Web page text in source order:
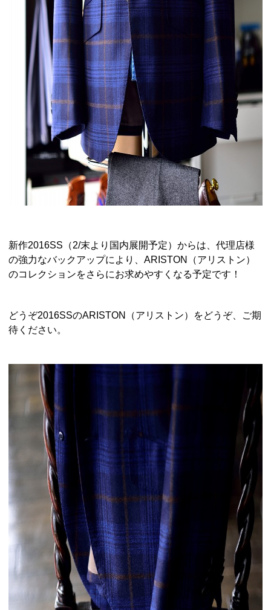
新作2016SS（2/末より国内展開予定）からは、代理店様
の強力なバックアップにより、ARISTON（アリストン）
のコレクションをさらにお求めやすくなる予定です！
どうぞ2016SSのARISTON（アリストン）をどうぞ、ご期
待ください。